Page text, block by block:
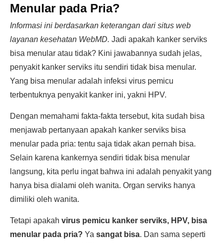
Menular pada Pria?
Informasi ini berdasarkan keterangan dari situs web
layanan kesehatan WebMD. Jadi apakah kanker serviks
bisa menular atau tidak? Kini jawabannya sudah jelas,
penyakit kanker serviks itu sendiri tidak bisa menular.
Yang bisa menular adalah infeksi virus pemicu
terbentuknya penyakit kanker ini, yakni HPV.
Dengan memahami fakta-fakta tersebut, kita sudah bisa
menjawab pertanyaan apakah kanker serviks bisa
menular pada pria: tentu saja tidak akan pernah bisa.
Selain karena kankernya sendiri tidak bisa menular
langsung, kita perlu ingat bahwa ini adalah penyakit yang
hanya bisa dialami oleh wanita. Organ serviks hanya
dimiliki oleh wanita.
Tetapi apakah virus pemicu kanker serviks, HPV, bisa
menular pada pria? Ya sangat bisa. Dan sama seperti